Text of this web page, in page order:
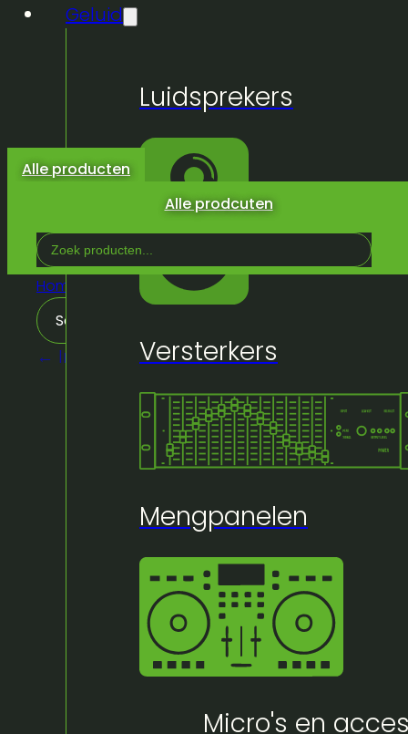
Alle prodcuten
producten
winkelwagen.
Geluid
Luidsprekers
Versterkers
Mengpanelen
Micro's en
Alle producten
Search
...
Home
Inrichting
Crowd control
Sorteren op
← Inrichting